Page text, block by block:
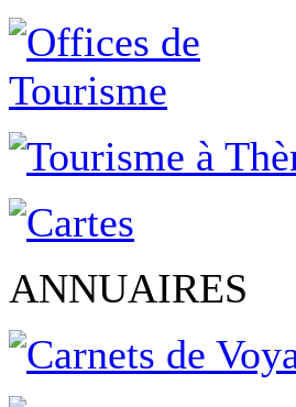
ANNUAIRES